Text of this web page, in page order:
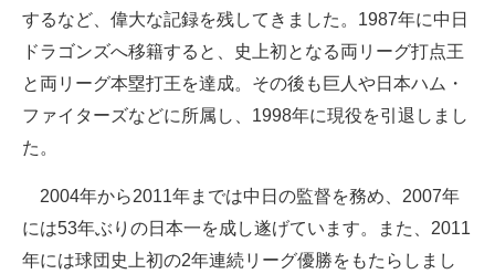
するなど、偉大な記録を残してきました。1987年に中日
ドラゴンズへ移籍すると、史上初となる両リーグ打点王
と両リーグ本塁打王を達成。その後も巨人や日本ハム・
ファイターズなどに所属し、1998年に現役を引退しまし
た。
2004年から2011年までは中日の監督を務め、2007年
には53年ぶりの日本一を成し遂げています。また、2011
年には球団史上初の2年連続リーグ優勝をもたらしまし